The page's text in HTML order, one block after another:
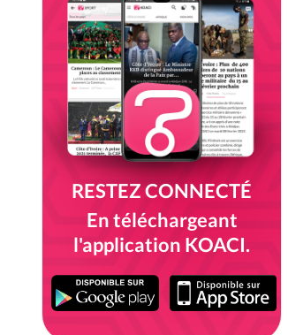
RESTEZ CONNECTÉ
En téléchargeant
l'application KOACI.